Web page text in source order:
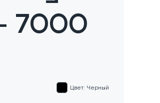
7000
Цвет: Черный